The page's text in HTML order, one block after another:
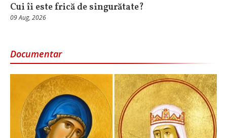
Cui îi este frică de singurătate?
09 Aug, 2026
Documentar